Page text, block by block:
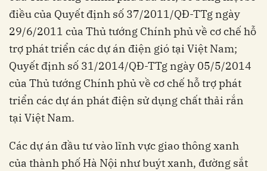
điều của Quyết định số 37/2011/QĐ-TTg ngày
29/6/2011 của Thủ tướng Chính phủ về cơ chế hỗ
trợ phát triển các dự án điện gió tại Việt Nam;
Quyết định số 31/2014/QĐ-TTg ngày 05/5/2014
của Thủ tướng Chính phủ về cơ chế hỗ trợ phát
triển các dự án phát điện sử dụng chất thải rắn
tại Việt Nam.
Các dự án đầu tư vào lĩnh vực giao thông xanh
của thành phố Hà Nội như buýt xanh, đường sắt